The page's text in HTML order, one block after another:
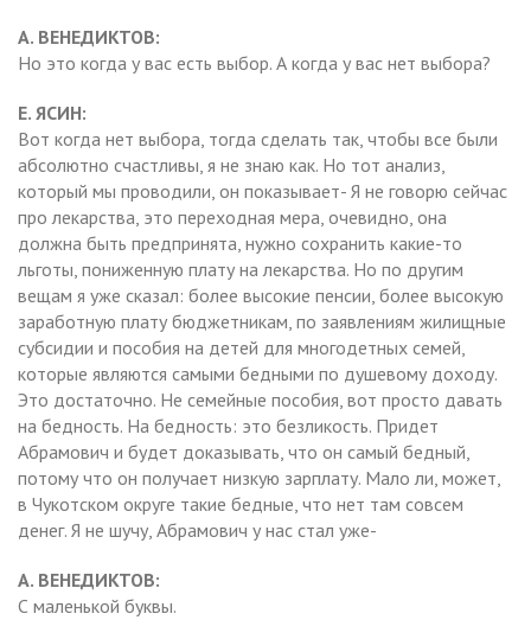
А. ВЕНЕДИКТОВ:
Но это когда у вас есть выбор. А когда у вас нет выбора?
Е. ЯСИН:
Вот когда нет выбора, тогда сделать так, чтобы все были
абсолютно счастливы, я не знаю как. Но тот анализ,
который мы проводили, он показывает- Я не говорю сейчас
про лекарства, это переходная мера, очевидно, она
должна быть предпринята, нужно сохранить какие-то
льготы, пониженную плату на лекарства. Но по другим
вещам я уже сказал: более высокие пенсии, более высокую
заработную плату бюджетникам, по заявлениям жилищные
субсидии и пособия на детей для многодетных семей,
которые являются самыми бедными по душевому доходу.
Это достаточно. Не семейные пособия, вот просто давать
на бедность. На бедность: это безликость. Придет
Абрамович и будет доказывать, что он самый бедный,
потому что он получает низкую зарплату. Мало ли, может,
в Чукотском округе такие бедные, что нет там совсем
денег. Я не шучу, Абрамович у нас стал уже-
А. ВЕНЕДИКТОВ:
С маленькой буквы.